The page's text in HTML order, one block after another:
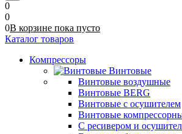
0
0
0В корзине пока пусто
Каталог товаров
Компрессоры
Винтовые
Винтовые воздушные
Винтовые BERG
Винтовые с осушителем
Винтовые
C ресивером и